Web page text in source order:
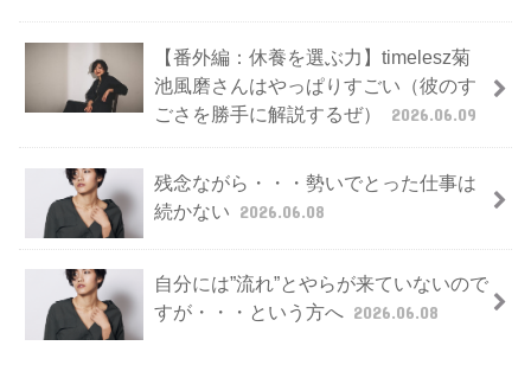
【番外編：休養を選ぶ力】timelesz菊
池風磨さんはやっぱりすごい（彼のす
ごさを勝手に解説するぜ）
2026.06.09
残念ながら・・・勢いでとった仕事は
続かない 2026.06.08
自分には”流れ”とやらが来ていないので
すが・・・という方へ 2026.06.08